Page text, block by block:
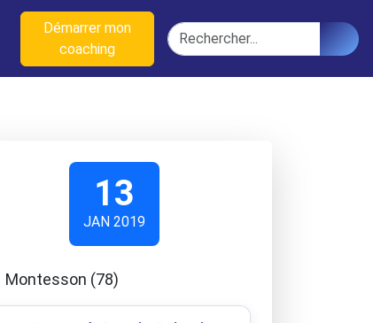
Démarrer mon
coaching
Rechercher
13
JAN 2019
Montesson (78)